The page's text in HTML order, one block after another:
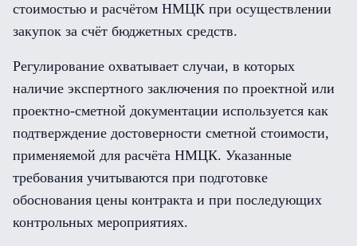
стоимостью и расчётом НМЦК при осуществлении
закупок за счёт бюджетных средств.
Регулирование охватывает случаи, в которых
наличие экспертного заключения по проектной или
проектно-сметной документации используется как
подтверждение достоверности сметной стоимости,
применяемой для расчёта НМЦК. Указанные
требования учитываются при подготовке
обоснования цены контракта и при последующих
контрольных мероприятиях.